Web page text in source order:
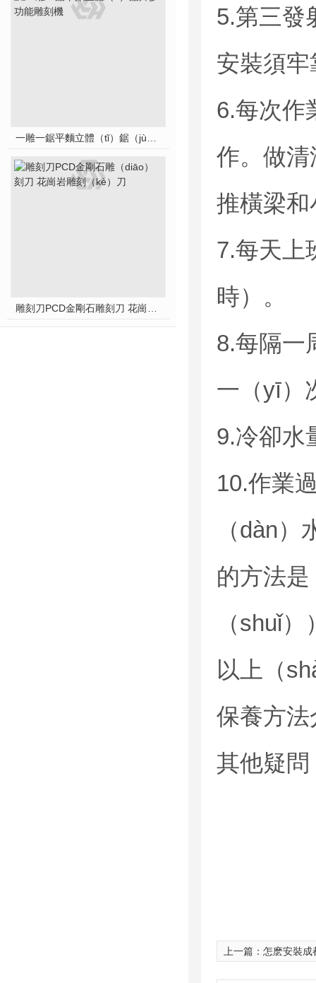
5.第三發
安裝須
6.每次作
作。做
推橫梁
7.每天上
時）。
8.每隔一
一（yī）
9.冷卻水
10.作業
（dàn
的方法
（shuǐ）
以上（
保養方
其他疑
上一篇： 怎麽安裝成